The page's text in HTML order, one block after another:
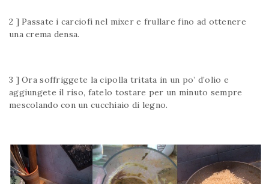
2 ] Passate i carciofi nel mixer e frullare fino ad ottenere
una crema densa.
3 ] Ora soffriggete la cipolla tritata in un po’ d’olio e
aggiungete il riso, fatelo tostare per un minuto sempre
mescolando con un cucchiaio di legno.